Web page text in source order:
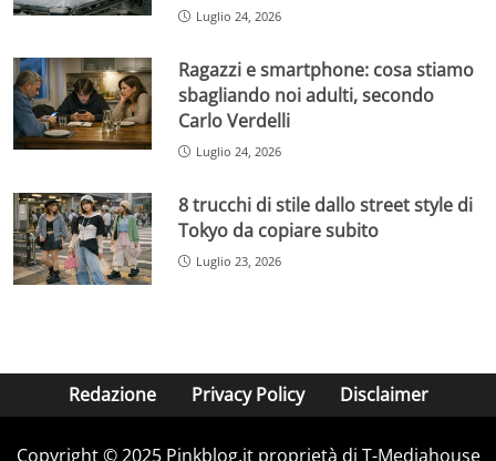
Luglio 24, 2026
Ragazzi e smartphone: cosa stiamo
sbagliando noi adulti, secondo
Carlo Verdelli
Luglio 24, 2026
8 trucchi di stile dallo street style di
Tokyo da copiare subito
Luglio 23, 2026
Redazione Privacy Policy Disclaimer
Copyright © 2025 Pinkblog.it proprietà di T-Mediahouse